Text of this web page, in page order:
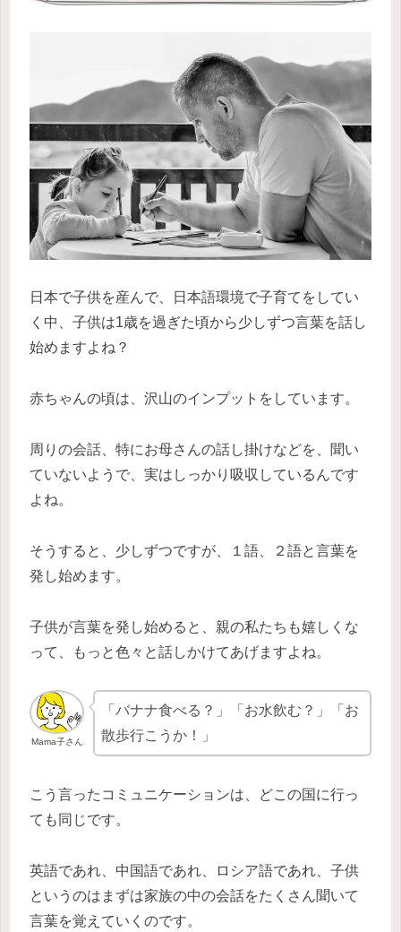
日本で子供を産んで、日本語環境で子育てをしてい
く中、子供は1歳を過ぎた頃から少しずつ言葉を話し
始めますよね？
赤ちゃんの頃は、沢山のインプットをしています。
周りの会話、特にお母さんの話し掛けなどを、聞い
ていないようで、実はしっかり吸収しているんです
よね。
そうすると、少しずつですが、１語、２語と言葉を
発し始めます。
子供が言葉を発し始めると、親の私たちも嬉しくな
って、もっと色々と話しかけてあげますよね。
Mama子さん
「バナナ食べる？」「お水飲む？」「お
散歩行こうか！」
こう言ったコミュニケーションは、どこの国に行っ
ても同じです。
英語であれ、中国語であれ、ロシア語であれ、子供
というのはまずは家族の中の会話をたくさん聞いて
言葉を覚えていくのです。